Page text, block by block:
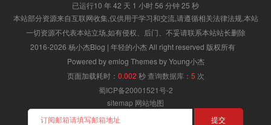
已运行10 年 42 天 1 小时 56 分钟 25 秒
本站部分资源来自互联网收集,仅供用于学习和交流,请遵循相关法律法规,本站
一切资源不代表本站立场,如有侵权、后门、不妥请联系本站站长删除
2016-2026 杨小杰Blog | 年轻的小杰 All right reserved 版权所有
Powered by emlog Themes by Young小杰
页面加载耗时： 0.002 秒查询数据库： 5 次
蜀ICP备20001521号-2
sitemap 网站地图